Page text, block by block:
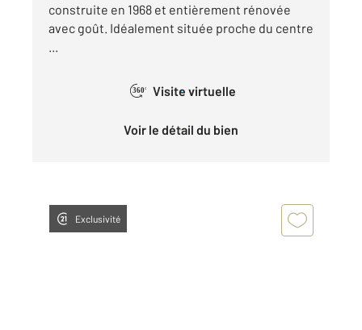
construite en 1968 et entièrement rénovée
avec goût. Idéalement située proche du centre
...
360° Visite virtuelle
Voir le détail du bien
Exclusivité